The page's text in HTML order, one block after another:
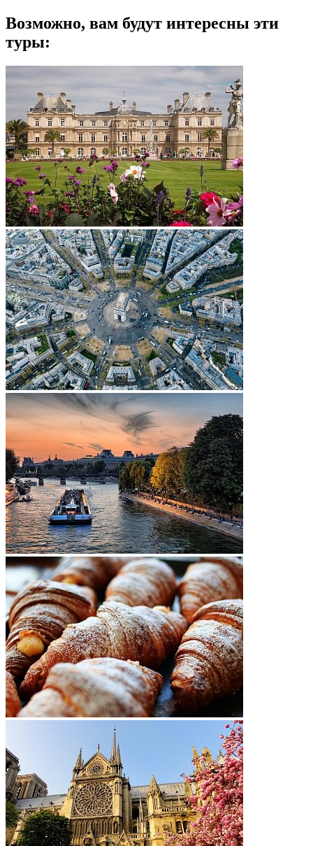
Возможно, вам будут интересны эти
туры: